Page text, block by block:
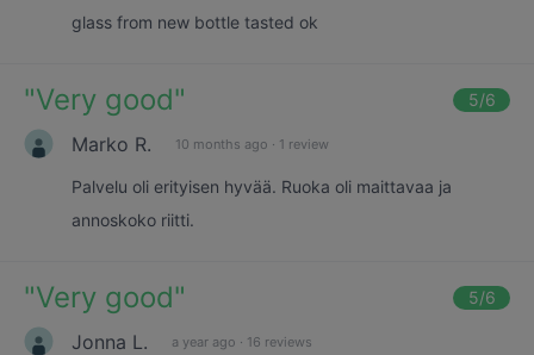
glass from new bottle tasted ok
"Very good" 5/6
Marko R. 10 months ago · 1 review
Palvelu oli erityisen hyvää. Ruoka oli maittavaa ja
annoskoko riitti.
"Very good" 5/6
Jonna L. a year ago · 16 reviews